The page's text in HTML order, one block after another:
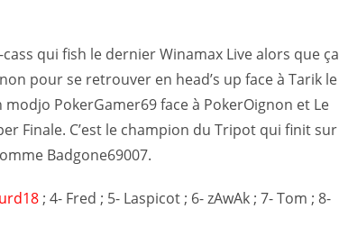
qui fish le dernier Winamax Live alors que ça
pour se retrouver en head’s up face à Tarik le
PokerGamer69 face à PokerOignon et Le
Finale. C’est le champion du Tripot qui finit sur
Badgone69007.
; 4- Fred ; 5- Laspicot ; 6- zAwAk ; 7- Tom ; 8-